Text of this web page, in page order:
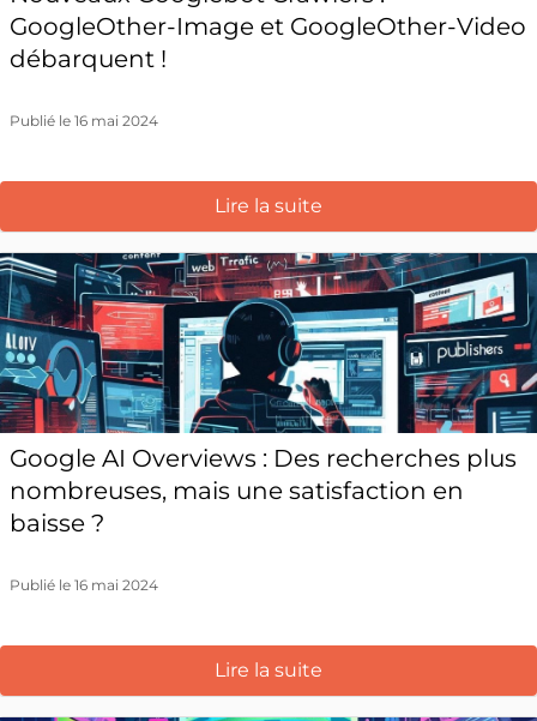
GoogleOther-Image et GoogleOther-Video
débarquent !
Publié le 16 mai 2024
Lire la suite
Google AI Overviews : Des recherches plus
nombreuses, mais une satisfaction en
baisse ?
Publié le 16 mai 2024
Lire la suite